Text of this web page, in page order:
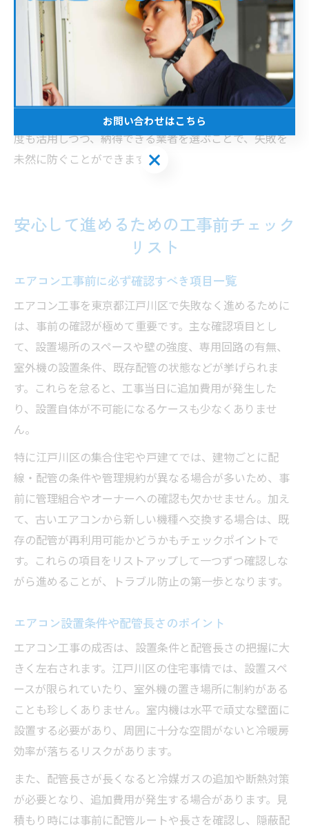
トの口コミや紹介サイト、知人からの評判も参考にしな
がら、複数業者に相談・見積もりを依頼し比較すること
が重要です。
また、見積もり時に工事内容を詳しく説明し、追加費用
やアフターサービスについても明確に提示してくれる業
者は信頼性が高い傾向にあります。江戸川区の補助金制
度も活用しつつ、納得できる業者を選ぶことで、失敗を
未然に防ぐことができます。
安心して進めるための工事前チェック
リスト
エアコン工事前に必ず確認すべき項目一覧
エアコン工事を東京都江戸川区で失敗なく進めるために
は、事前の確認が極めて重要です。主な確認項目とし
て、設置場所のスペースや壁の強度、専用回路の有無、
室外機の設置条件、既存配管の状態などが挙げられま
す。これらを怠ると、工事当日に追加費用が発生した
り、設置自体が不可能になるケースも少なくありませ
ん。
特に江戸川区の集合住宅や戸建てでは、建物ごとに配
線・配管の条件や管理規約が異なる場合が多いため、事
前に管理組合やオーナーへの確認も欠かせません。加え
て、古いエアコンから新しい機種へ交換する場合は、既
存の配管が再利用可能かどうかもチェックポイントで
す。これらの項目をリストアップして一つずつ確認しな
がら進めることが、トラブル防止の第一歩となります。
エアコン設置条件や配管長さのポイント
エアコン工事の成否は、設置条件と配管長さの把握に大
きく左右されます。江戸川区の住宅事情では、設置スペ
ースが限られていたり、室外機の置き場所に制約がある
ことも珍しくありません。室内機は水平で頑丈な壁面に
設置する必要があり、周囲に十分な空間がないと冷暖房
効率が落ちるリスクがあります。
また、配管長さが長くなると冷媒ガスの追加や断熱対策
が必要となり、追加費用が発生する場合があります。見
積もり時には事前に配管ルートや長さを確認し、隠蔽配
お問い合わせはこちら
お問い合わせはこちら